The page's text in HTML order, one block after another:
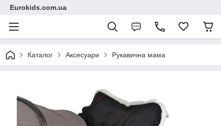
Eurokids.com.ua
Каталог Аксесуари Рукавична мама